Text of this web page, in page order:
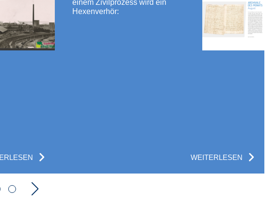
einem Zivilprozess wird ein
Hexenverhör:
WEITERLESEN